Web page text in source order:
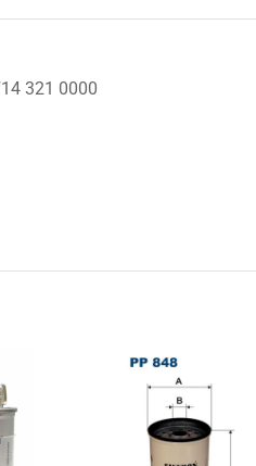
321 0000